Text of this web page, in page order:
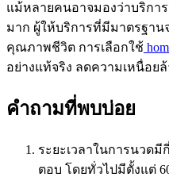
แม้หลายคนอาจมองว่าบริการ
มาก ผู้ให้บริการที่มีมาตรฐาน
คุณภาพชีวิต การเลือกใช้
อย่างแท้จริง ลดความเหนื่อย
คำถามที่พบบ่อย
ระยะเวลาในการนวดมี
ตอบ โดยทั่วไปมีตั้งแต่